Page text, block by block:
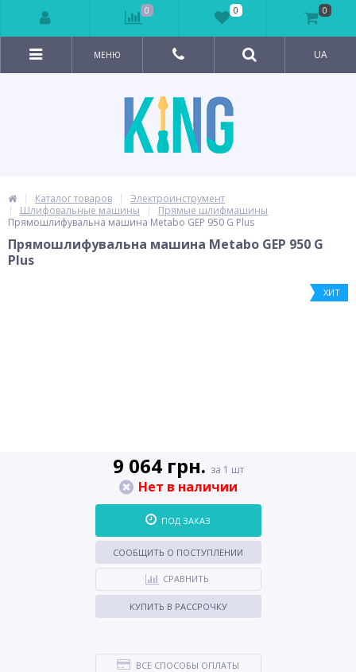
МЕНЮ UA
Каталог товаров
Электроинструмент
Шлифовальные машины
Прямые шлифмашины
Прямошлифувальна машина Metabo GEP 950 G Plus
Прямошлифувальна машина Metabo GEP 950 G
Plus
ХИТ
9 064 грн. за 1 шт
Нет в наличии
ПОД ЗАКАЗ
СООБЩИТЬ О ПОСТУПЛЕНИИ
СРАВНИТЬ
КУПИТЬ В РАССРОЧКУ
ВСЕ СПОСОБЫ ОПЛАТЫ
0 0 0